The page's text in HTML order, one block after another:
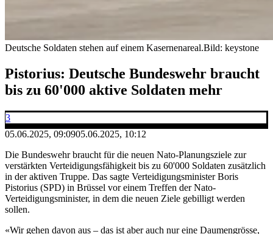
Deutsche Soldaten stehen auf einem Kasernenareal.Bild: keystone
Pistorius: Deutsche Bundeswehr braucht
bis zu 60'000 aktive Soldaten mehr
3
05.06.2025, 09:0905.06.2025, 10:12
Die Bundeswehr braucht für die neuen Nato-Planungsziele zur
verstärkten Verteidigungsfähigkeit bis zu 60'000 Soldaten zusätzlich
in der aktiven Truppe. Das sagte Verteidigungsminister Boris
Pistorius (SPD) in Brüssel vor einem Treffen der Nato-
Verteidigungsminister, in dem die neuen Ziele gebilligt werden
sollen.
«Wir gehen davon aus – das ist aber auch nur eine Daumengrösse,